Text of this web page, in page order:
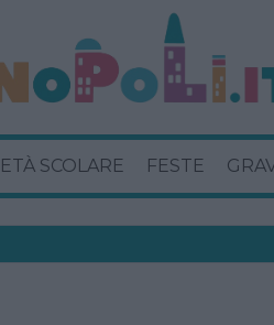
ETÀ SCOLARE FESTE